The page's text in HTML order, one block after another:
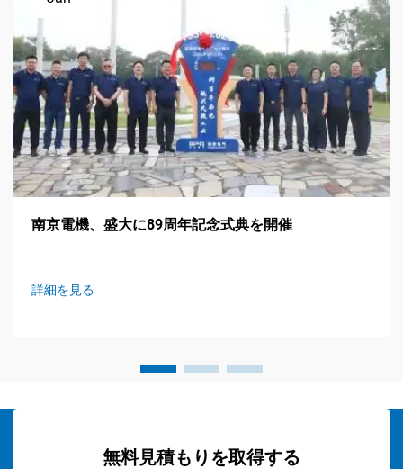
南京電機、盛大に89周年記念式典を開催
詳細を見る
無料見積もりを取得する